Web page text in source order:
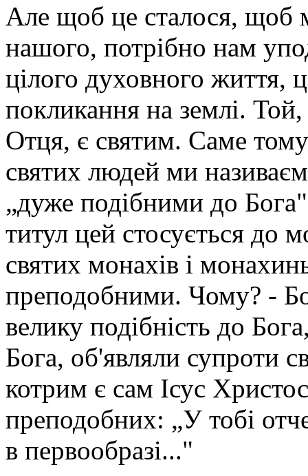
Але щоб це сталося, щоб
нашого, потрібно нам
цілого духовного життя,
покликання на землі. Той,
Отця, є святим. Саме
святих людей ми
„дуже подібними до
титул цей стосується до
святих монахів і
преподобними. Чому? -
велику подібність до
Бога, об'являли супроти
котрим є сам Ісус
преподобних: „У тобі
в первообразі..."